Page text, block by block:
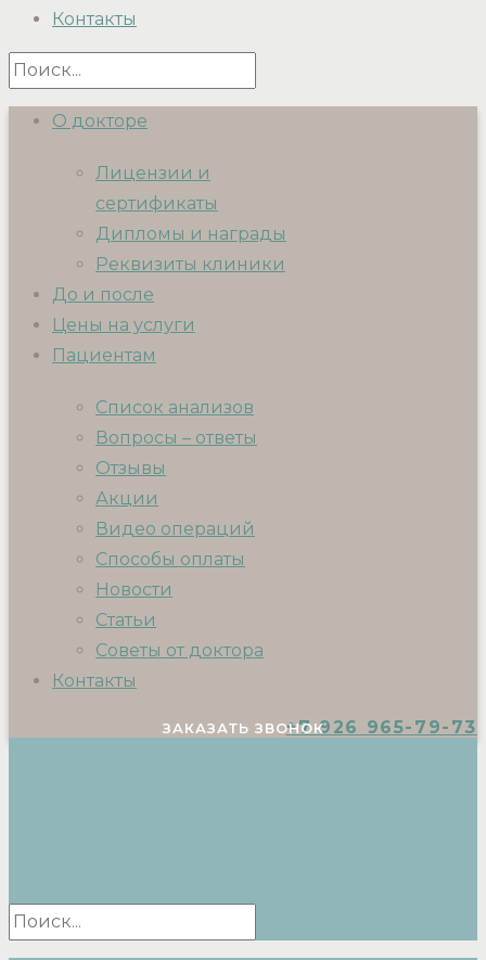
Контакты
О докторе
Лицензии и
сертификаты
Дипломы и награды
Реквизиты клиники
До и после
Цены на услуги
Пациентам
Список анализов
Вопросы – ответы
Отзывы
Акции
Видео операций
Способы оплаты
Новости
Статьи
Советы от доктора
Контакты
+7 926 965-79-73
ЗАКАЗАТЬ ЗВОНОК